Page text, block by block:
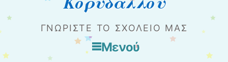
ΓΝΩΡΊΣΤΕ ΤΟ ΣΧΟΛΕΊΟ ΜΑΣ
Μενού